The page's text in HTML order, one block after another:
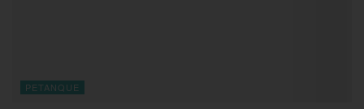
PETANQUE